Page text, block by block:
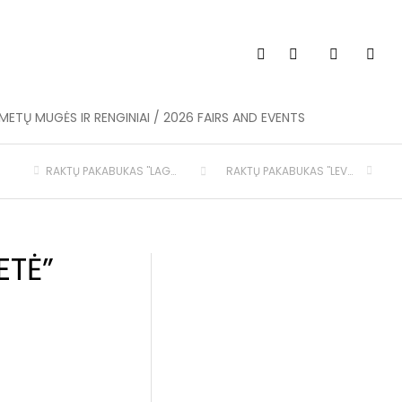
MUGĖS IR RENGINIAI / 2026 FAIRS AND EVENTS
RAKTŲ PAKABUKAS "LAGOTTO" RAKTŲ PAKABUKAS "LEVRETĖ"